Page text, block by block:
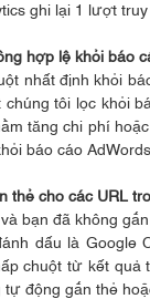
ghi lại 1 lượt truy
hợp lệ khỏi báo
nhất định khỏi
chúng tôi lọc khỏi
tăng chi phí
báo cáo
thẻ cho các URL
bạn đã không
dấu là Google
chuột từ kết quả
động gắn thẻ